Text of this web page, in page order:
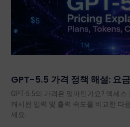
GPT-5.5 가격 정책 해설: 요
GPT-5.5의 가격은 얼마인가요? 액세
캐시된 입력 및 출력 속도를 비교한 다
세요.